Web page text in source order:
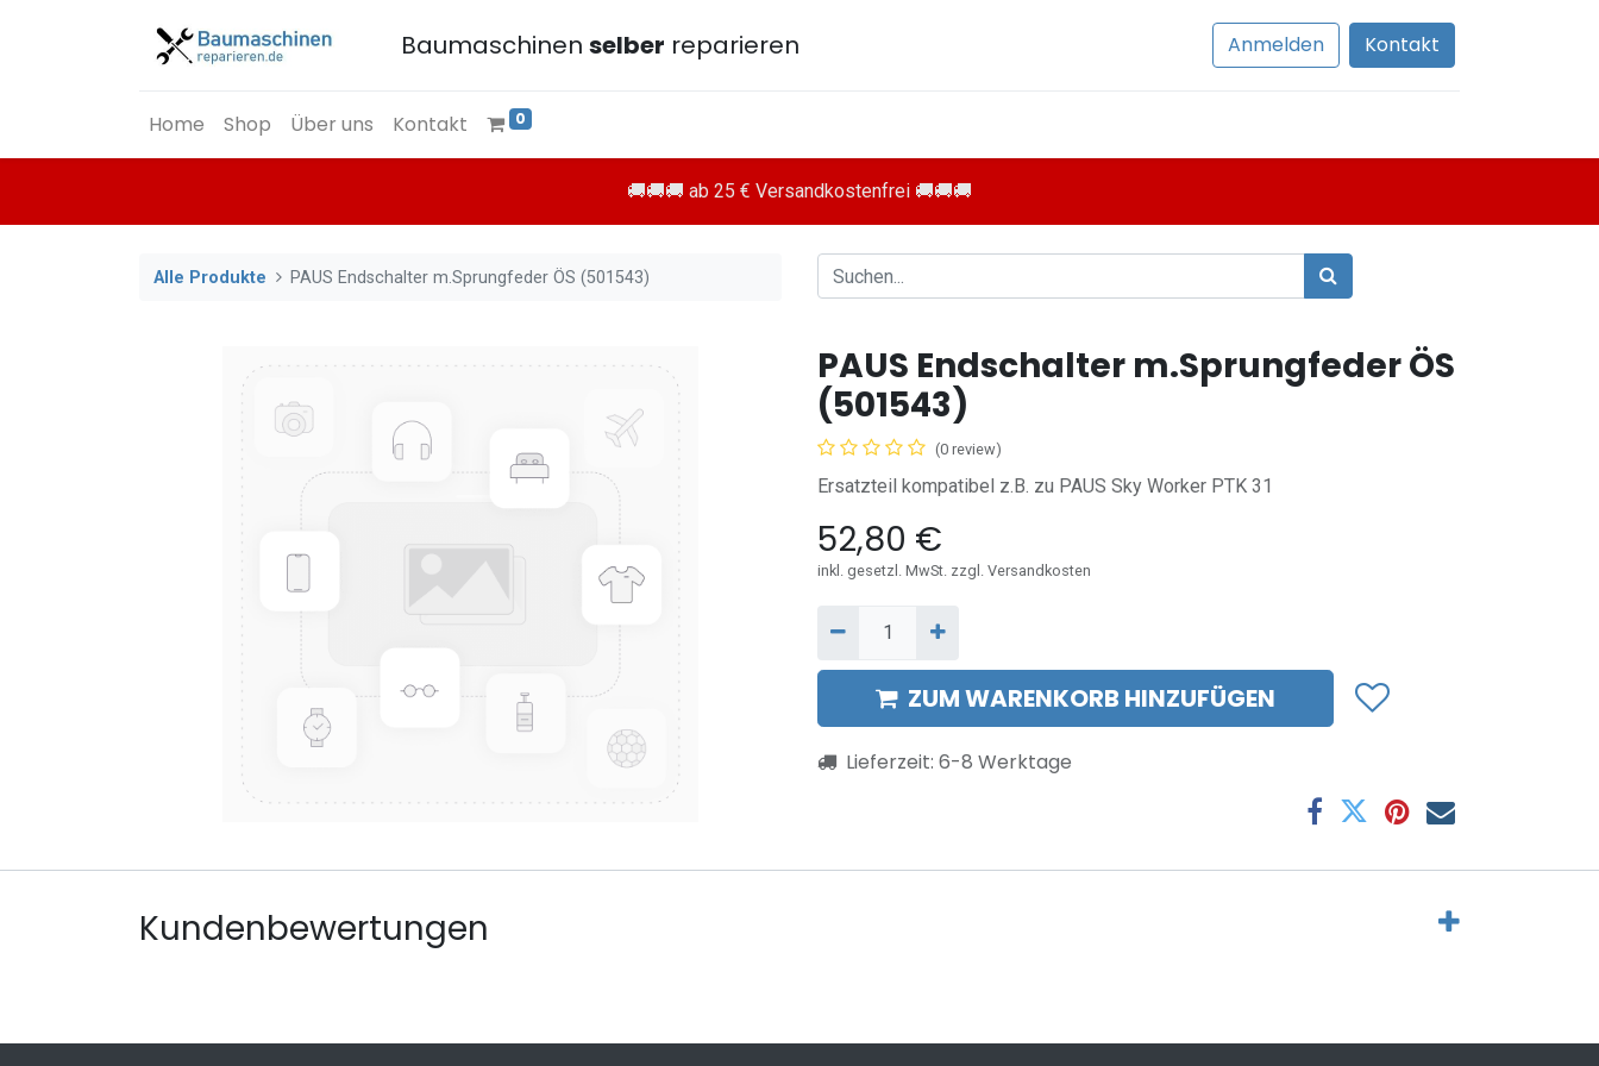
Baumaschinen selber reparieren Anmelden Kontakt
Home Shop Über uns Kontakt 0
🚚🚚🚚 ab 25 € Versandkostenfrei 🚚🚚🚚
Alle Produkte PAUS Endschalter m.Sprungfeder ÖS (501543)
PAUS Endschalter m.Sprungfeder ÖS
(501543)
(0 review)
Ersatzteil kompatibel z.B. zu PAUS Sky Worker PTK 31
52,80 €
inkl. gesetzl. MwSt. zzgl. Versandkosten
ZUM WARENKORB HINZUFÜGEN
Lieferzeit: 6-8 Werktage
Kundenbewertungen